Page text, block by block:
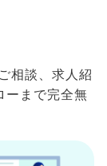
相談、求人紹
ーまで完全無